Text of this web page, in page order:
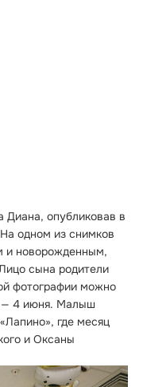
Диана, опубликовав в
одном из снимков
и новорожденным,
сына родители
фотографии можно
— 4 июня. Малыш
где месяц
и Оксаны